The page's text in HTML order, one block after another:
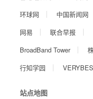
环球网
中国新闻网
网易
联合早报
BroadBand Tower
行知学园
站点地图